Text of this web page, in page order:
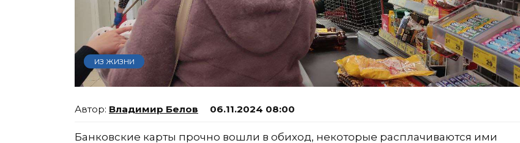
ИЗ ЖИЗНИ
Владимир Белов 06.11.2024 08:00
Банковские карты прочно вошли в обиход, некоторые расплачиваются ими